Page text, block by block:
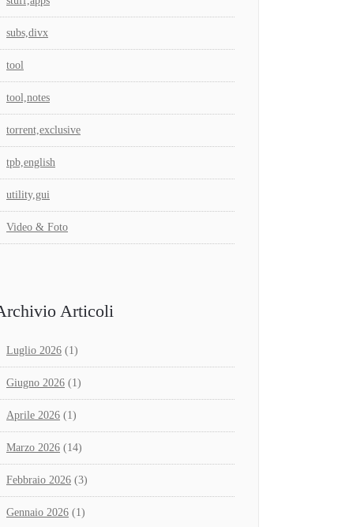
subs,divx
tool
tool,notes
torrent,exclusive
tpb,english
utility,gui
Video & Foto
Articoli
Luglio 2026 (1)
Giugno 2026 (1)
Aprile 2026 (1)
Marzo 2026 (14)
Febbraio 2026 (3)
Gennaio 2026 (1)